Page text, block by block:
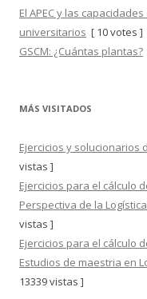
El APEC y las
universitarios [ 10 votes ]
GSCM: ¿Cuántas plantas?
MÁS VISITADOS
Ejercicios y solucionarios
vistas ]
Ejercicios para el cálculo
Perspectiva de la
vistas ]
Ejercicios para el cálculo
Estudios de maestria en
13339 vistas ]